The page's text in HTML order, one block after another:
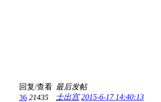
回复/查看 最后发帖
36 21435 士出宫 2015-6-17 14:40:13